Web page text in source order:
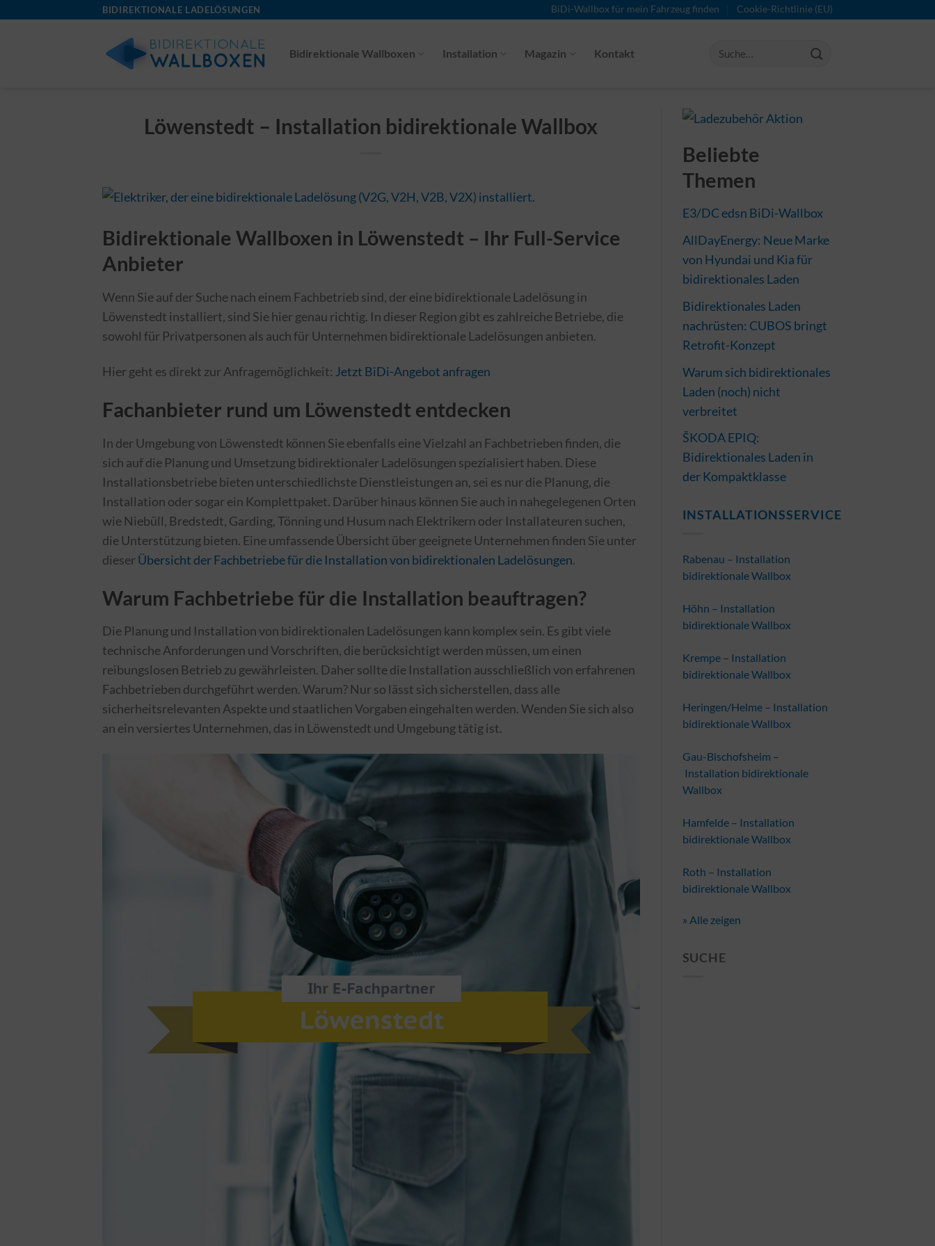
BIDIREKTIONALE LADELÖSUNGEN BiDi-Wallbox für mein Fahrzeug finden Cookie-Richtlinie (EU)
Bidirektionale Wallboxen Installation Magazin Kontakt
Löwenstedt – Installation bidirektionale Wallbox
Bidirektionale Wallboxen in Löwenstedt – Ihr Full-Service
Anbieter
Wenn Sie auf der Suche nach einem Fachbetrieb sind, der eine bidirektionale Ladelösung in
Löwenstedt installiert, sind Sie hier genau richtig. In dieser Region gibt es zahlreiche Betriebe, die
sowohl für Privatpersonen als auch für Unternehmen bidirektionale Ladelösungen anbieten.
Hier geht es direkt zur Anfragemöglichkeit: Jetzt BiDi-Angebot anfragen
Fachanbieter rund um Löwenstedt entdecken
In der Umgebung von Löwenstedt können Sie ebenfalls eine Vielzahl an Fachbetrieben finden, die
sich auf die Planung und Umsetzung bidirektionaler Ladelösungen spezialisiert haben. Diese
Installationsbetriebe bieten unterschiedlichste Dienstleistungen an, sei es nur die Planung, die
Installation oder sogar ein Komplettpaket. Darüber hinaus können Sie auch in nahegelegenen Orten
wie Niebüll, Bredstedt, Garding, Tönning und Husum nach Elektrikern oder Installateuren suchen,
die Unterstützung bieten. Eine umfassende Übersicht über geeignete Unternehmen finden Sie unter
dieserÜbersicht der Fachbetriebe für die Installation von bidirektionalen Ladelösungen.
Warum Fachbetriebe für die Installation beauftragen?
Die Planung und Installation von bidirektionalen Ladelösungen kann komplex sein. Es gibt viele
technische Anforderungen und Vorschriften, die berücksichtigt werden müssen, um einen
reibungslosen Betrieb zu gewährleisten. Daher sollte die Installation ausschließlich von erfahrenen
Fachbetrieben durchgeführt werden. Warum? Nur so lässt sich sicherstellen, dass alle
sicherheitsrelevanten Aspekte und staatlichen Vorgaben eingehalten werden. Wenden Sie sich also
an ein versiertes Unternehmen, das in Löwenstedt und Umgebung tätig ist.
Beliebte
Themen
E3/DC edsn BiDi-Wallbox
AllDayEnergy: Neue Marke
von Hyundai und Kia für
bidirektionales Laden
Bidirektionales Laden
nachrüsten: CUBOS bringt
Retrofit-Konzept
Warum sich bidirektionales
Laden (noch) nicht
verbreitet
ŠKODA EPIQ:
Bidirektionales Laden in
der Kompaktklasse
INSTALLATIONSSERVICE
Rabenau – Installation
bidirektionale Wallbox
Höhn – Installation
bidirektionale Wallbox
Krempe – Installation
bidirektionale Wallbox
Heringen/Helme – Installation
bidirektionale Wallbox
Gau-Bischofsheim –
Installation bidirektionale
Wallbox
Hamfelde – Installation
bidirektionale Wallbox
Roth – Installation
bidirektionale Wallbox
» Alle zeigen
SUCHE